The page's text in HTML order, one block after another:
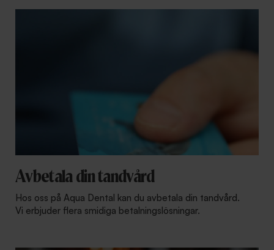
Avbetala din tandvård
Hos oss på Aqua Dental kan du avbetala din tandvård.
Vi erbjuder flera smidiga betalningslösningar.